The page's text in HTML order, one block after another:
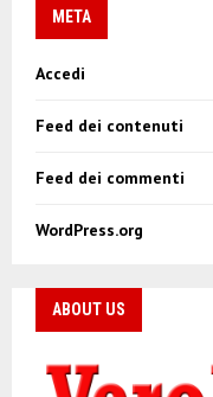
META
Accedi
Feed dei contenuti
Feed dei commenti
WordPress.org
ABOUT US